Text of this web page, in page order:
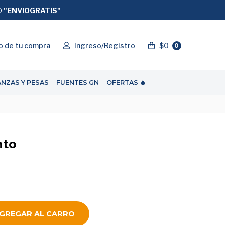
de tu compra Ingreso/Registro $0 0
Y PESAS FUENTES GN OFERTAS 🔥
"ENVIOGRATIS"
AL CARRO